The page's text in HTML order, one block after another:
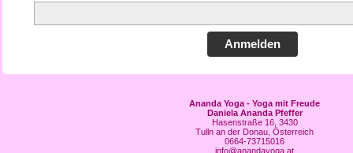
Anmelden
Ananda Yoga - Yoga mit Freude
Daniela Ananda Pfeffer
Hasenstraße 16, 3430
Tulln an der Donau, Österreich
0664-73715016
info@anandayoga.at